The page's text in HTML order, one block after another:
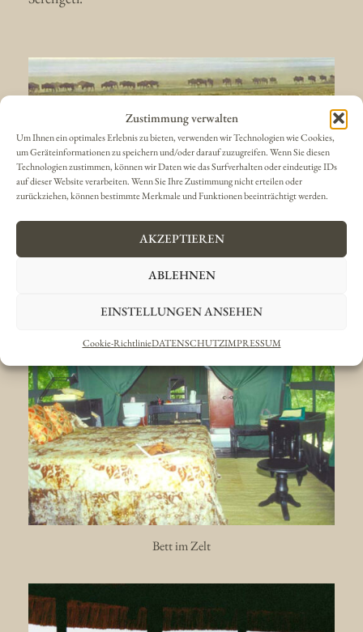
Zustimmung verwalten
Um Ihnen ein optimales Erlebnis zu bieten, verwenden wir Technologien wie Cookies,
um Geräteinformationen zu speichern und/oder darauf zuzugreifen. Wenn Sie diesen
Technologien zustimmen, können wir Daten wie das Surfverhalten oder eindeutige IDs
auf dieser Website verarbeiten. Wenn Sie Ihre Zustimmung nicht erteilen oder
zurückziehen, können bestimmte Merkmale und Funktionen beeinträchtigt werden.
AKZEPTIEREN
ABLEHNEN
EINSTELLUNGEN ANSEHEN
Cookie-RichtlinieDATENSCHUTZIMPRESSUM
Tierwanderung
Das Beste, was Ostafrika zu bieten
hat ...
Ruaha Nationalpark
Bett im Zelt